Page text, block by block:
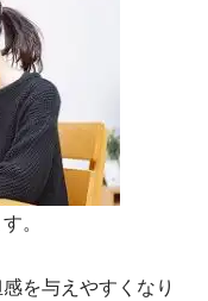
。
を与えやすくなり